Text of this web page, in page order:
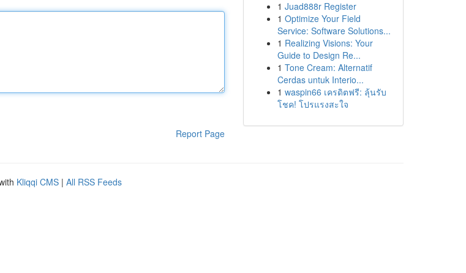
Report Page
1 Juad888r Register
1 Optimize Your Field
Service: Software Solutions...
1 Realizing Visions: Your
Guide to Design Re...
1 Tone Cream: Alternatif
Cerdas untuk Interio...
1 waspin66 เครดิตฟรี: ลุ้นรับ
โชค! โปรแรงสะใจ
Kliqqi CMS | All RSS Feeds